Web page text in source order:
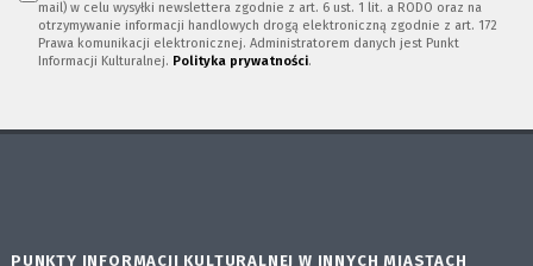
mail) w celu wysyłki newslettera zgodnie z art. 6 ust. 1 lit. a RODO oraz na
otrzymywanie informacji handlowych drogą elektroniczną zgodnie z art. 172
Prawa komunikacji elektronicznej. Administratorem danych jest Punkt
Informacji Kulturalnej. Polityka prywatności.
PUNKTY INFORMACJI KULTURALNEJ W INNYCH MIASTACH